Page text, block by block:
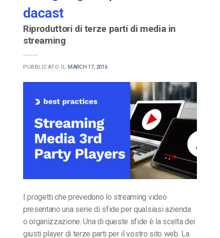
dacast
Riproduttori di terze parti di media in
streaming
PUBBLICATO IL MARCH 17, 2016
I progetti che prevedono lo streaming video
presentano una serie di sfide per qualsiasi azienda
o organizzazione. Una di queste sfide è la scelta dei
giusti player di terze parti per il vostro sito web. La